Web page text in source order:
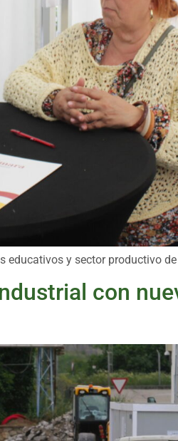
educativos y sector productivo
con